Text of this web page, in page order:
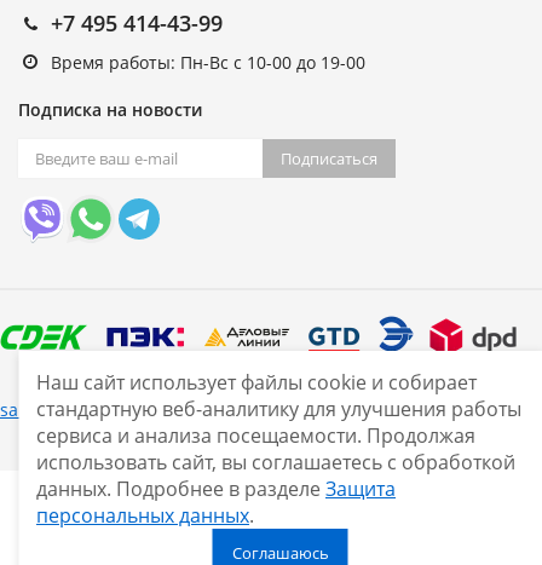
+7 495 414-43-99
Время работы: Пн-Вс с 10-00 до 19-00
Подписка на новости
Подписаться
sale@smarine.shop 2026Нашли ошибку?
Наш сайт использует файлы cookie и собирает
стандартную веб-аналитику для улучшения работы
сервиса и анализа посещаемости. Продолжая
использовать сайт, вы соглашаетесь с обработкой
данных. Подробнее в разделе Защита
персональных данных.
Соглашаюсь